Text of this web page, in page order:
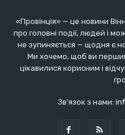
«Провінція» — це новини
про головні події, людей і
не зупиняється — щодня є
Ми хочемо, щоб ви
цікавилися корисним і
Зв'язок з нами: